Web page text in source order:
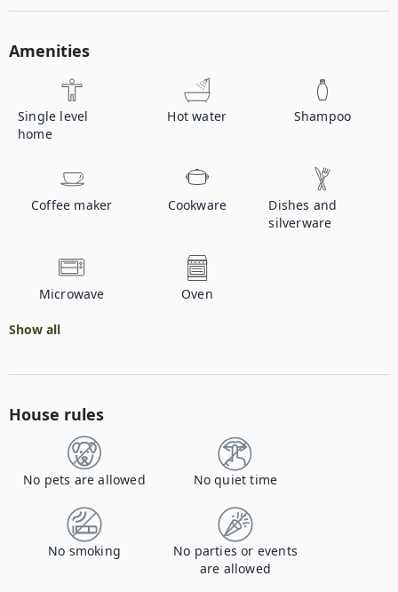
Amenities
Single level
home
Hot water Shampoo
Coffee maker Cookware
Dishes and
silverware
Microwave Oven
Show all
House rules
No pets are allowed No quiet time
No smoking
No parties or events
are allowed